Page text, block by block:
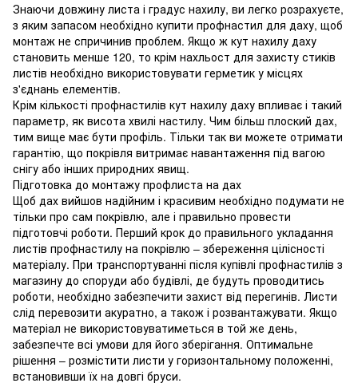
Знаючи довжину листа і градус нахилу, ви легко розрахуєте,
з яким запасом необхідно купити профнастил для даху, щоб
монтаж не спричинив проблем. Якщо ж кут нахилу даху
становить менше 120, то крім нахльост для захисту стиків
листів необхідно використовувати герметик у місцях
з'єднань елементів.
Крім кількості профнастилів кут нахилу даху впливає і такий
параметр, як висота хвилі настилу. Чим більш плоский дах,
тим вище має бути профіль. Тільки так ви можете отримати
гарантію, що покрівля витримає навантаження під вагою
снігу або інших природних явищ.
Підготовка до монтажу профлиста на дах
Щоб дах вийшов надійним і красивим необхідно подумати не
тільки про сам покрівлю, але і правильно провести
підготовчі роботи. Перший крок до правильного укладання
листів профнастилу на покрівлю – збереження цілісності
матеріалу. При транспортуванні після купівлі профнастилів з
магазину до споруди або будівлі, де будуть проводитись
роботи, необхідно забезпечити захист від перегинів. Листи
слід перевозити акуратно, а також і розвантажувати. Якщо
матеріал не використовуватиметься в той же день,
забезпечте всі умови для його зберігання. Оптимальне
рішення – розмістити листи у горизонтальному положенні,
встановивши їх на довгі бруси.